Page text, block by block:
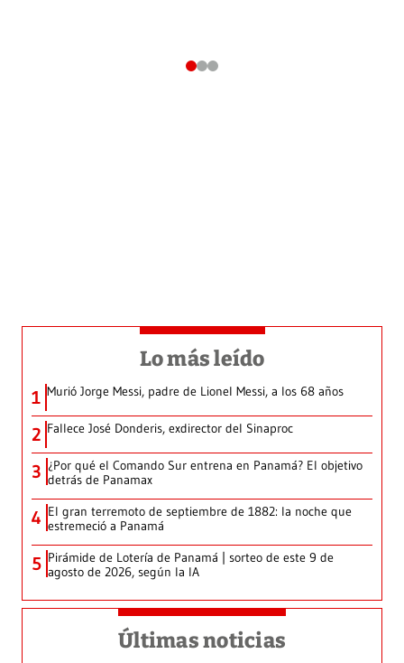
Lo más leído
1 Murió Jorge Messi, padre de Lionel Messi, a los 68 años
2 Fallece José Donderis, exdirector del Sinaproc
3 ¿Por qué el Comando Sur entrena en Panamá? El objetivo
detrás de Panamax
4 El gran terremoto de septiembre de 1882: la noche que
estremeció a Panamá
5 Pirámide de Lotería de Panamá | sorteo de este 9 de
agosto de 2026, según la IA
Últimas noticias